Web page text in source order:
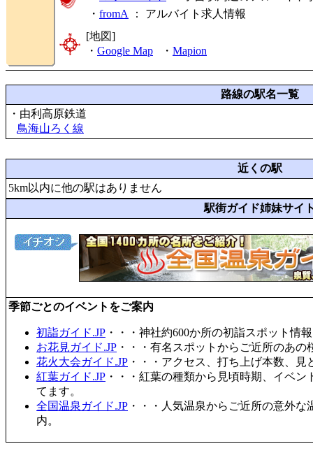
・ fromA ： アルバイト求人情報
[地図]
・ Google Map ・ Mapion
路線の駅名一覧
・由利高原鉄道
鳥海山ろく線
近くの駅
5km以内に他の駅はありません
駅街ガイド姉妹サイ
季節ごとのイベントをご案内
初詣ガイド.JP ・・・神社約600か所の初詣スポット情
お花見ガイド.JP ・・・有名スポットからご近所のあ
花火大会ガイド.JP ・・・アクセス、打ち上げ本数、
紅葉ガイド.JP ・・・紅葉の種類から見頃時期、イベ
てます。
全国温泉ガイド.JP ・・・人気温泉からご近所の意外
内。